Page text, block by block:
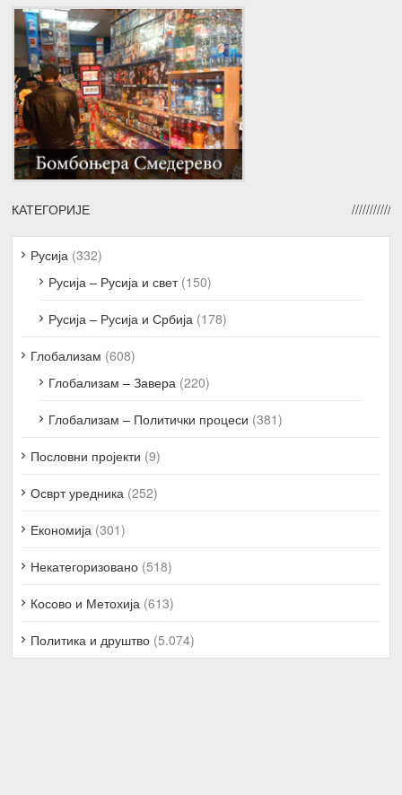
КАТЕГОРИЈЕ
Русија (332)
Русија – Русија и свет(150)
Русија – Русија и Србија (178)
Глобализам (608)
Глобализам – Завера (220)
Глобализам – Политички процеси (381)
Пословни пројекти (9)
Осврт уредника (252)
Економија (301)
Некатегоризовано (518)
Косово и Метохија (613)
Политика и друштво (5.074)